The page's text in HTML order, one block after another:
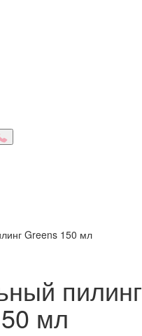
Greens 150 мл
пилинг
мл